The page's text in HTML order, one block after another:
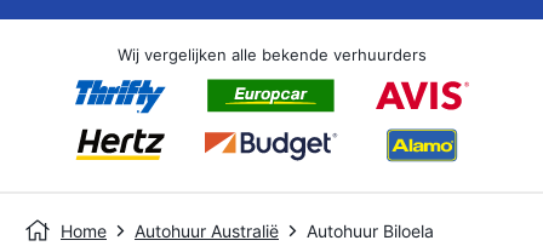
Wij vergelijken alle bekende verhuurders
Home Autohuur Australië Autohuur Biloela